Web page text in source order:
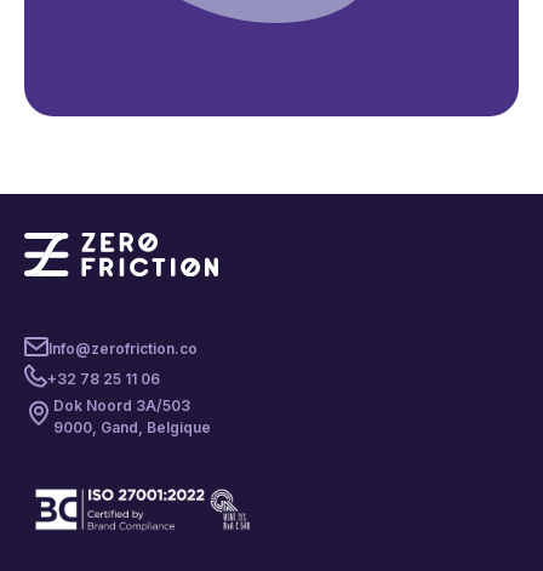
Info@zerofriction.co
+32 78 25 11 06
Dok Noord 3A/503
9000, Gand, Belgique